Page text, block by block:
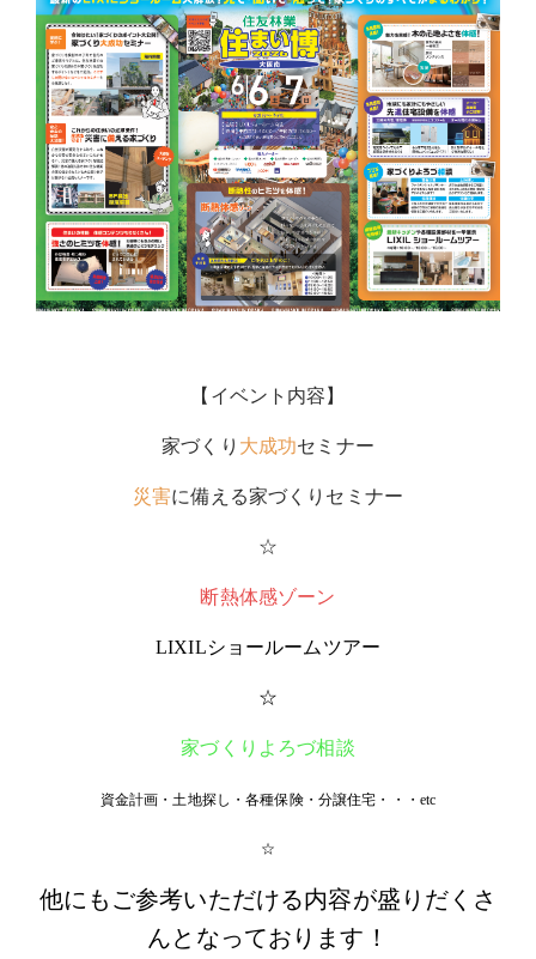
【イベント内容】
家づくり 大成功セミナー
災害に備える家づくりセミナー
☆
断熱体感ゾーン
LIXILショールームツアー
☆
家づくりよろづ相談
資金計画・土地探し・各種保険・分譲住宅・・・etc
☆
他にもご参考いただける内容が盛りだくさ
んとなっております！